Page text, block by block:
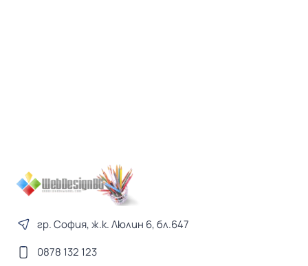
гр. София, ж.к. Люлин 6, бл.647
0878 132 123